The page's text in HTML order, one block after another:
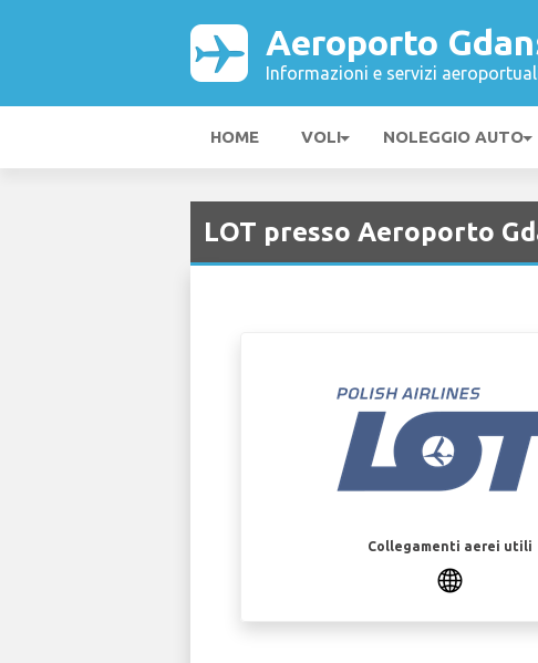
Aeroporto
Informazioni e servizi
HOME VOLI NOLEGGIO AUTO
LOT presso Aeroporto
Collegamenti aerei utili